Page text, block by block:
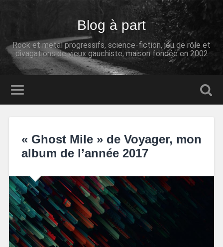
Blog à part
Rock et metal progressifs, science-fiction, jeu de rôle et
divagations de vieux gauchiste; maison fondée en 2002
« Ghost Mile » de Voyager, mon
album de l’année 2017